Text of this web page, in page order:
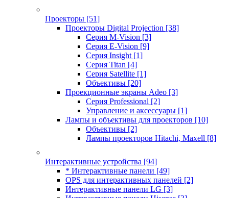
Проекторы [51]
Проекторы Digital Projection [38]
Серия M-Vision [3]
Серия E-Vision [9]
Серия Insight [1]
Серия Titan [4]
Серия Satellite [1]
Объективы [20]
Проекционные экраны Adeo [3]
Серия Professional [2]
Управление и аксессуары [1]
Лампы и объективы для проекторов [10]
Объективы [2]
Лампы проекторов Hitachi, Maxell [8]
Интерактивные устройства [94]
* Интерактивные панели [49]
OPS для интерактивных панелей [2]
Интерактивные панели LG [3]